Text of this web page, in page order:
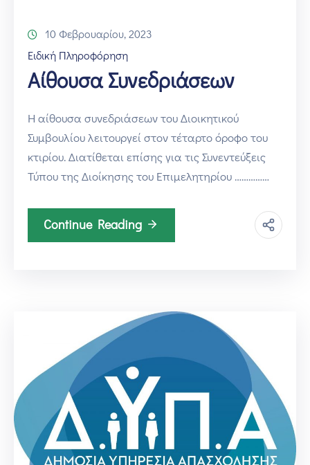
10 Φεβρουαρίου, 2023
Ειδική Πληροφόρηση
Αίθουσα Συνεδριάσεων
Η αίθουσα συνεδριάσεων του Διοικητικού
Συμβουλίου λειτουργεί στον τέταρτο όροφο του
κτιρίου. Διατίθεται επίσης για τις Συνεντεύξεις
Τύπου της Διοίκησης του Επιμελητηρίου ……………
Continue Reading